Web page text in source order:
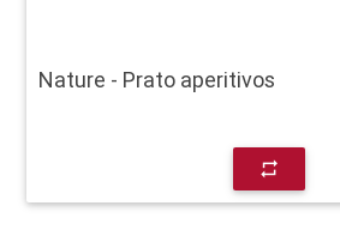
Nature - Prato aperitivos
repeat